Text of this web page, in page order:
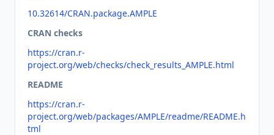
10.32614/CRAN.package.AMPLE
CRAN checks
https://cran.r-
project.org/web/checks/check_results_AMPLE.html
README
https://cran.r-
project.org/web/packages/AMPLE/readme/README.h
tml